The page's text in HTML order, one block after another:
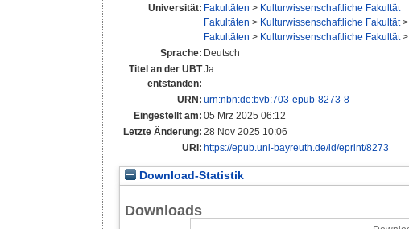
Universität: Fakultäten > Kulturwissenschaftliche Fakultät
Fakultäten > Kulturwissenschaftliche Fakultät>
Fakultäten > Kulturwissenschaftliche Fakultät>
Sprache: Deutsch
Titel an der UBT
entstanden:
Ja
URN: urn:nbn:de:bvb:703-epub-8273-8
Eingestellt am: 05 Mrz 2025 06:12
Letzte Änderung: 28 Nov 2025 10:06
URI: https://epub.uni-bayreuth.de/id/eprint/8273
Download-Statistik
Downloads